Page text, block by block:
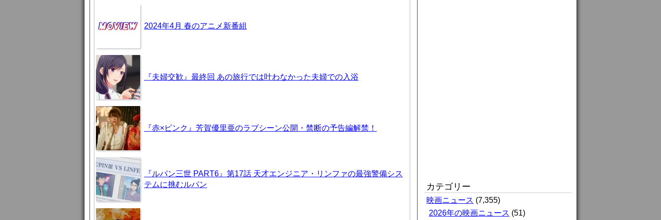
2024年4月 春のアニメ新番組
『夫婦交歓』最終回 あの旅行では叶わなかった夫婦での入浴
『赤×ピンク』芳賀優里亜のラブシーン公開・禁断の予告編解禁！
『ルパン三世 PART6』第17話 天才エンジニア・リンファの最強警備シス
テムに挑むルパン
カテゴリー
映画ニュース (7,355)
2026年の映画ニュース (51)